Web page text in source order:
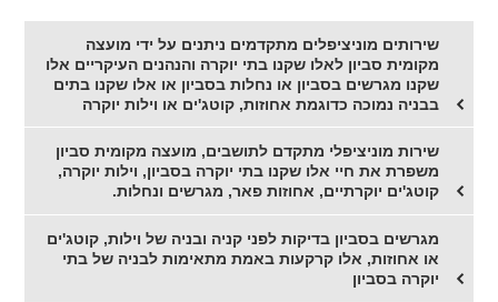
שירותים מוניציפלים מתקדמים ניתנים על ידי מועצה
מקומית סביון לאלו שקנו בתי יוקרה והנהנים העיקריים אלו
שקנו מגרשים בסביון או נחלות בסביון או אלו שקנו בתים
בבניה נמוכה כדוגמת אחוזות, קוטג'ים או וילות יוקרה
שירות מוניציפלי מתקדם לתושבים, מועצה מקומית סביון
משפרת את חיי אלו שקנו בתי יוקרה בסביון, וילות יוקרה,
קוטג'ים יוקרתיים, אחוזות פאר, מגרשים ונחלות.
מגרשים בסביון בדיקות לפני קניה ובניה של וילות, קוטג'ים
או אחוזות, אלו קרקעות באמת מתאימות לבניה של בתי
יוקרה בסביון